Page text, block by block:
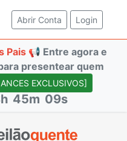
Abrir Conta (current)
Login
Pais 📢 Entre agora e
presentear quem
EXCLUSIVOS]
45m 08s